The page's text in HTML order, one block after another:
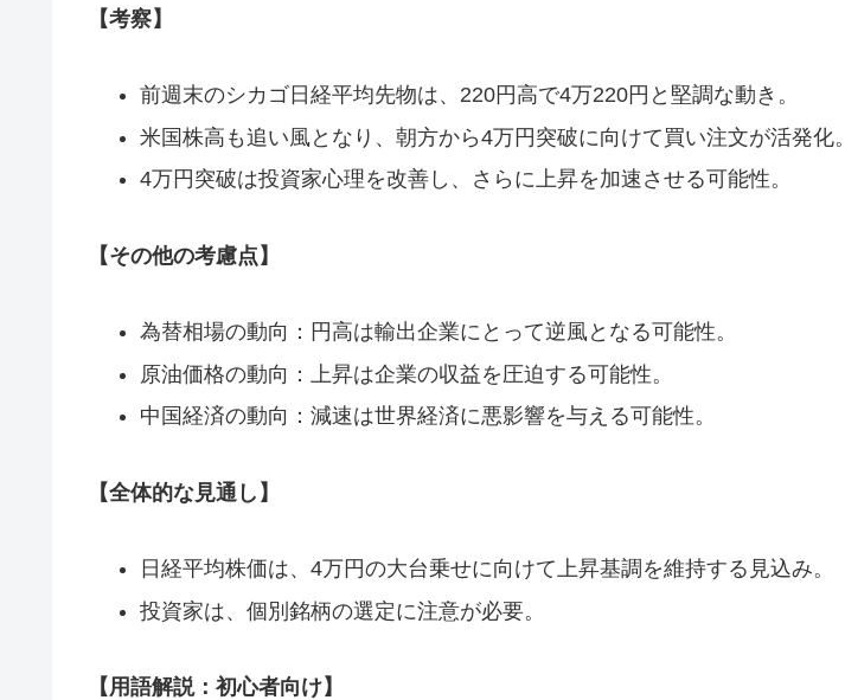
【考察】
前週末のシカゴ日経平均先物は、220円高で4万220円と堅調な動き。
米国株高も追い風となり、朝方から4万円突破に向けて買い注文が活発化。
4万円突破は投資家心理を改善し、さらに上昇を加速させる可能性。
【その他の考慮点】
為替相場の動向：円高は輸出企業にとって逆風となる可能性。
原油価格の動向：上昇は企業の収益を圧迫する可能性。
中国経済の動向：減速は世界経済に悪影響を与える可能性。
【全体的な見通し】
日経平均株価は、4万円の大台乗せに向けて上昇基調を維持する見込み。
投資家は、個別銘柄の選定に注意が必要。
【用語解説：初心者向け】